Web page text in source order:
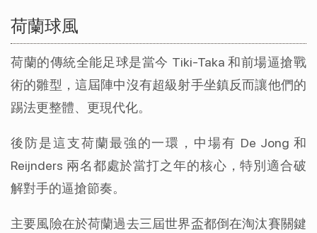
荷蘭球風
荷蘭的傳統全能足球是當今 Tiki-Taka 和前場逼搶戰
術的雛型，這屆陣中沒有超級射手坐鎮反而讓他們的
踢法更整體、更現代化。
後防是這支荷蘭最強的一環，中場有 De Jong 和
Reijnders 兩名都處於當打之年的核心，特別適合破
解對手的逼搶節奏。
主要風險在於荷蘭過去三屆世界盃都倒在淘汰賽關鍵